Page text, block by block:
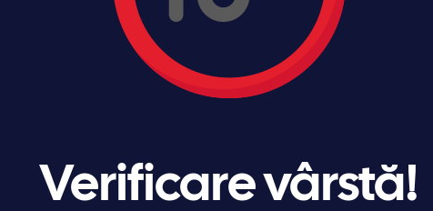
Verificare vârstă!